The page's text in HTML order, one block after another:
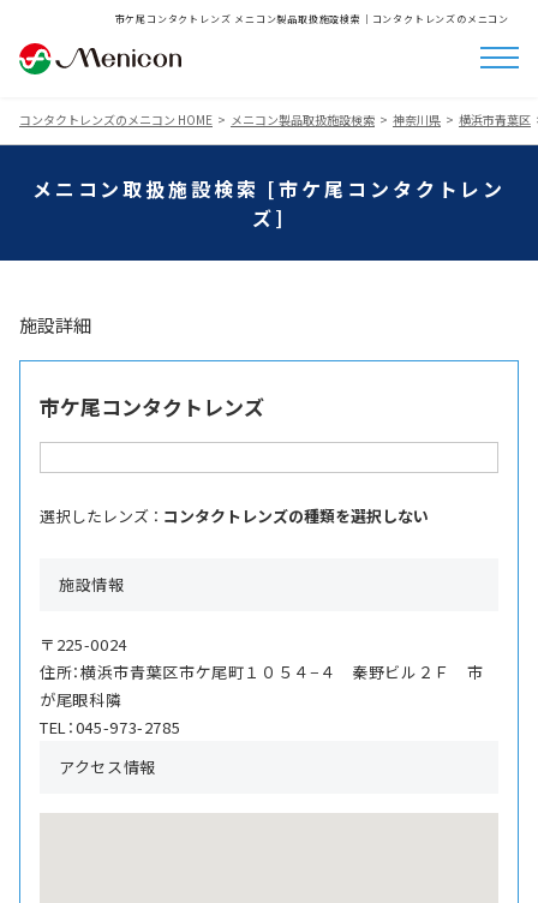
市ケ尾コンタクトレンズ メニコン製品取扱施設検索│コンタクトレンズのメニコン
コンタクトレンズのメニコン HOME メニコン製品取扱施設検索 神奈川県 横浜市青葉区
メニコン取扱施設検索 [市ケ尾コンタクトレン
ズ]
施設詳細
市ケ尾コンタクトレンズ
選択したレンズ ： コンタクトレンズの種類を選択しない
施設情報
〒225-0024
住所：横浜市青葉区市ケ尾町１０５４−４ 秦野ビル２Ｆ 市
が尾眼科隣
TEL：045-973-2785
アクセス情報